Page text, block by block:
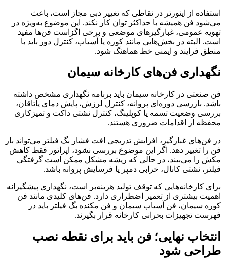
استفاده از اینورتر در نقاطی که تغییر دبی مجاز است، باعث
می‌شود فن همیشه با حداکثر توان کار نکند. این موضوع به‌ویژه در
تهویه عمومی، غبارگیرهای موضعی و برخی اگزاست فن‌ها مفید
است. البته در بخش‌هایی مانند کوره یا آسیاب، کنترل دور باید با
منطق فرایند و ایمنی خط هماهنگ شود.
نگهداری فن‌های کارخانه سیمان
فن صنعتی در کارخانه سیمان باید برنامه نگهداری مشخص داشته
باشد. بازرسی دوره‌ای پروانه، کنترل لرزش، پایش دمای یاتاقان،
بررسی وضعیت تسمه یا کوپلینگ، کنترل نشتی داکت و تمیزکاری
محفظه از اقدامات ضروری هستند.
در فن‌های غبارگیر، افزایش تدریجی افت فشار بگ فیلتر می‌تواند بار
فن را تغییر دهد. اگر این موضوع بررسی نشود، اپراتور فقط کاهش
مکش را می‌بیند، در حالی که ریشه مشکل ممکن است گرفتگی
فیلتر، نشتی کانال، خرابی دمپر یا فرسایش پروانه باشد.
برای کارخانه‌هایی که توقف تولید هزینه‌بر است، نگهداری پیشگیرانه
اهمیت بیشتری از تعمیر اضطراری دارد. فن‌های کلیدی مانند فن
کوره سیمان، فن آسیاب سیمان و فن مکنده بگ فیلتر باید در
فهرست تجهیزات بحرانی کارخانه قرار بگیرند.
انتخاب نهایی؛ فن باید برای نقطه نصب
طراحی شود